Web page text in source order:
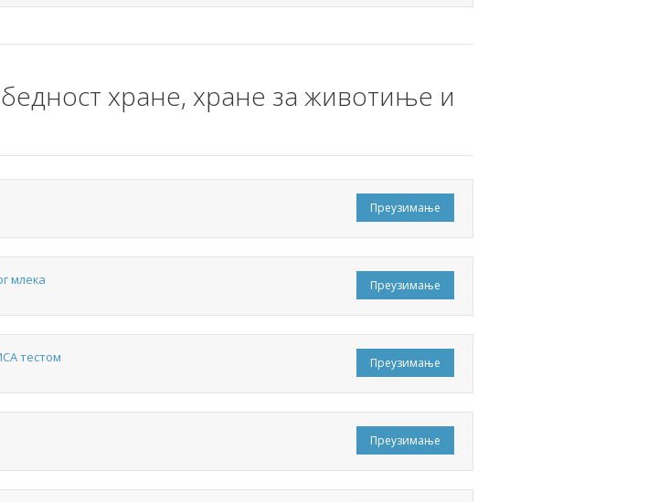
хране, хране за животиње и
Преузимање
Преузимање
млека
Преузимање
тестом
Преузимање